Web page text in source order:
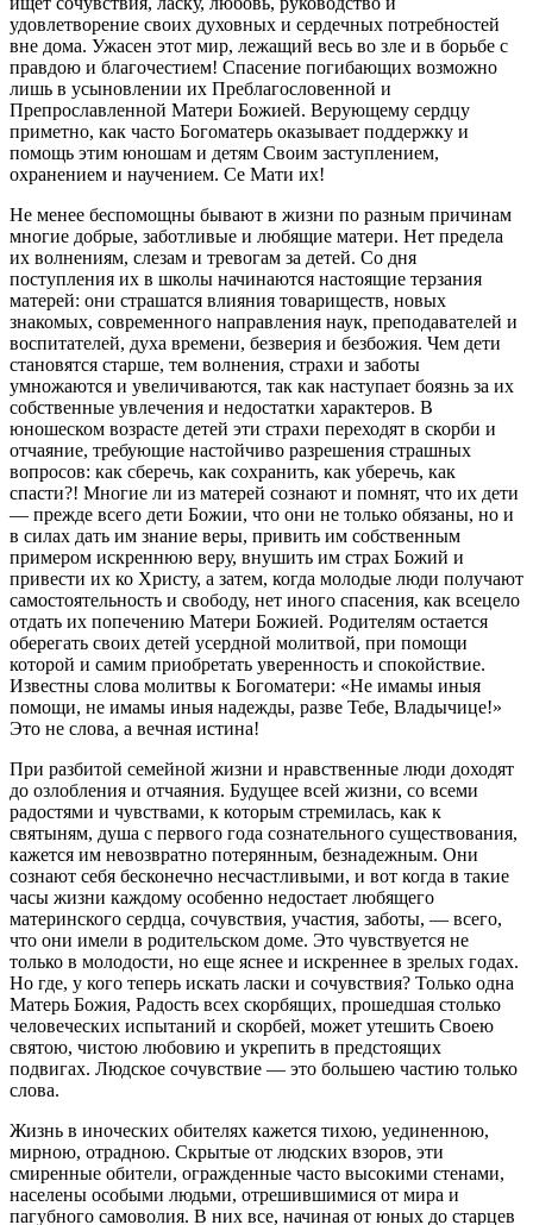
удовлетворение своих духовных и сердечных потребностей
вне дома. Ужасен этот мир, лежащий весь во зле и в борьбе с
правдою и благочестием! Спасение погибающих возможно
лишь в усыновлении их Преблагословенной и
Препрославленной Матери Божией. Верующему сердцу
приметно, как часто Богоматерь оказывает поддержку и
помощь этим юношам и детям Своим заступлением,
охранением и научением. Се Мати их!
Не менее беспомощны бывают в жизни по разным причинам
многие добрые, заботливые и любящие матери. Нет предела
их волнениям, слезам и тревогам за детей. Со дня
поступления их в школы начинаются настоящие терзания
матерей: они страшатся влияния товариществ, новых
знакомых, современного направления наук, преподавателей и
воспитателей, духа времени, безверия и безбожия. Чем дети
становятся старше, тем волнения, страхи и заботы
умножаются и увеличиваются, так как наступает боязнь за их
собственные увлечения и недостатки характеров. В
юношеском возрасте детей эти страхи переходят в скорби и
отчаяние, требующие настойчиво разрешения страшных
вопросов: как сберечь, как сохранить, как уберечь, как
спасти?! Многие ли из матерей сознают и помнят, что их дети
— прежде всего дети Божии, что они не только обязаны, но и
в силах дать им знание веры, привить им собственным
примером искреннюю веру, внушить им страх Божий и
привести их ко Христу, а затем, когда молодые люди получают
самостоятельность и свободу, нет иного спасения, как всецело
отдать их попечению Матери Божией. Родителям остается
оберегать своих детей усердной молитвой, при помощи
которой и самим приобретать уверенность и спокойствие.
Известны слова молитвы к Богоматери: «Не имамы иныя
помощи, не имамы иныя надежды, разве Тебе, Владычице!»
Это не слова, а вечная истина!
При разбитой семейной жизни и нравственные люди доходят
до озлобления и отчаяния. Будущее всей жизни, со всеми
радостями и чувствами, к которым стремилась, как к
святыням, душа с первого года сознательного существования,
кажется им невозвратно потерянным, безнадежным. Они
сознают себя бесконечно несчастливыми, и вот когда в такие
часы жизни каждому особенно недостает любящего
материнского сердца, сочувствия, участия, заботы, — всего,
что они имели в родительском доме. Это чувствуется не
только в молодости, но еще яснее и искреннее в зрелых годах.
Но где, у кого теперь искать ласки и сочувствия? Только одна
Матерь Божия, Радость всех скорбящих, прошедшая столько
человеческих испытаний и скорбей, может утешить Своею
святою, чистою любовию и укрепить в предстоящих
подвигах. Людское сочувствие — это большею частию только
слова.
Жизнь в иноческих обителях кажется тихою, уединенною,
мирною, отрадною. Скрытые от людских взоров, эти
смиренные обители, огражденные часто высокими стенами,
населены особыми людьми, отрешившимися от мира и
пагубного самоволия. В них все, начиная от юных до старцев